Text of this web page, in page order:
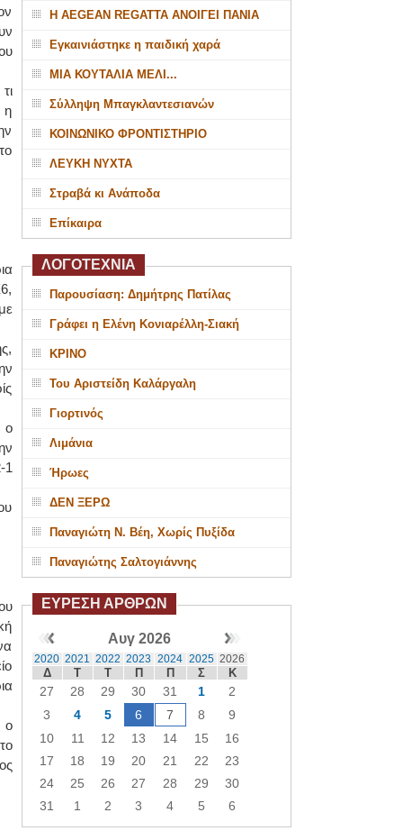
η
ο
1
ο
Η AEGEAN REGATTA ΑΝΟΙΓΕΙ ΠΑΝΙΑ
Εγκαινιάστηκε η παιδική χαρά
ΜΙΑ ΚΟΥΤΑΛΙΑ ΜΕΛΙ...
Σύλληψη Μπαγκλαντεσιανών
ΚΟΙΝΩΝΙΚΟ ΦΡΟΝΤΙΣΤΗΡΙΟ
ΛΕΥΚΗ ΝΥΧΤΑ
Στραβά κι Ανάποδα
Επίκαιρα
ΛΟΓΟΤΕΧΝΙΑ
Παρουσίαση: Δημήτρης Πατίλας
Γράφει η Ελένη Κονιαρέλλη-Σιακή
ΚΡΙΝΟ
Του Αριστείδη Καλάργαλη
Γιορτινός
Λιμάνια
Ήρωες
ΔΕΝ ΞΕΡΩ
Παναγιώτη Ν. Βέη, Χωρίς Πυξίδα
Παναγιώτης Σαλτογιάννης
ΕΥΡΕΣΗ ΑΡΘΡΩΝ
Αυγ 2026
2020 2021 2022 2023 2024 2025 2026
Δ Τ Τ Π Π Σ Κ
27 28 29 30 31 1
2
3
4 5 6 7 8
9
10
11 12 13 14 15
16
17
18 19 20 21 22
23
24
25 26 27 28 29
30
31
1 2 3 4 5 6